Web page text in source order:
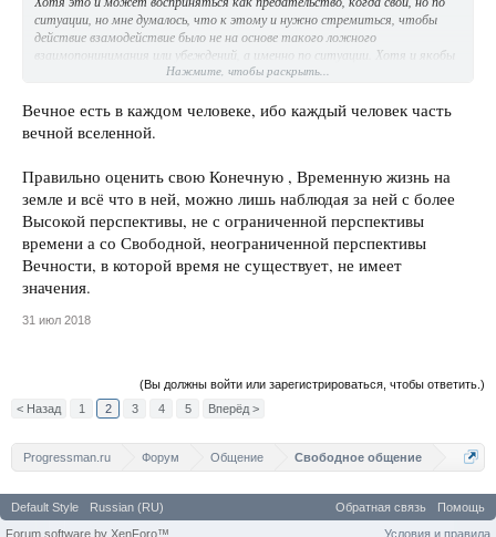
ситуации, но мне думалось, что к этому и нужно стремиться, чтобы
действие взамодействие было не на основе такого ложного
взаимопонинимания или убеждений, а именно по ситуации. Хотя и якобы
постоянное "взаимопонимание" иногда бывает ложным, когда сам болван
умного товарища в надежде когда нибудь стать таким же как он, либо
просто из трусости. Впрочем даже такое поведение, вполне можно
назвать бытием в потоке, так как преследуется своя выгода, скрываемая
По моему, хамелеоны все и всегда, вот к чему прихожу(. Постоянство
есть только у внутренней сути, а в любой проявленной форме чего бы то
ни было - его нет. Раньше или позже, но все закончится. Или постоянен и
неизменен лишь источник, который никогда не рождался, а все им
рождаемое- переменчиво и всегда кончается; что имеет начало, имеет и
конец.
Нажмите, чтобы раскрыть...
Вечное есть в каждом человеке, ибо каждый человек часть
вечной вселенной.
Правильно оценить свою Конечную , Временную жизнь на
земле и всё что в ней, можно лишь наблюдая за ней с более
Высокой перспективы, не с ограниченной перспективы
времени а со Свободной, неограниченной перспективы
Вечности, в которой время не существует, не имеет
значения.
31 июл 2018
(Вы должны войти или зарегистрироваться, чтобы ответить.)
< Назад
1 2 3 4 5 Вперёд >
Progressman.ru Форум Общение Свободное общение
Default Style Russian (RU) Обратная связь
Помощь
Условия и правила
Forum software by XenForo™